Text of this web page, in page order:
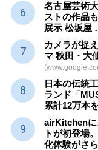
名古屋芸術
ストの作品
展示 松坂屋
カメラが捉
マ 秋田・大
日本の伝統
ランド「
累計12万本
airKitchenに
トが初登場
化体験がさ